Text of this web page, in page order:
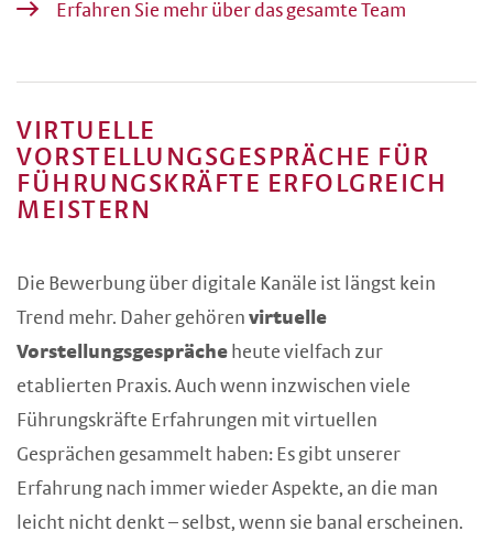
Erfahren Sie mehr über das gesamte Team
VIRTUELLE
VORSTELLUNGSGESPRÄCHE FÜR
FÜHRUNGSKRÄFTE ERFOLGREICH
MEISTERN
Die Bewerbung über digitale Kanäle ist längst kein
Trend mehr. Daher gehören virtuelle
Vorstellungsgespräche heute vielfach zur
etablierten Praxis. Auch wenn inzwischen viele
Führungskräfte Erfahrungen mit virtuellen
Gesprächen gesammelt haben: Es gibt unserer
Erfahrung nach immer wieder Aspekte, an die man
leicht nicht denkt – selbst, wenn sie banal erscheinen.